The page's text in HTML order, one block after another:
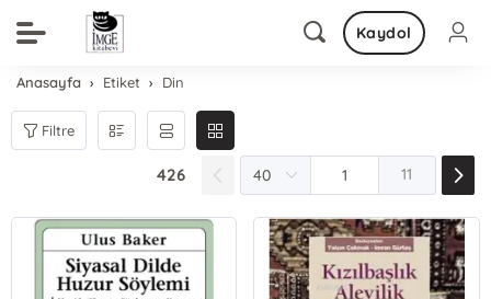
Kaydol
Anasayfa Etiket Din
Filtre
426 11